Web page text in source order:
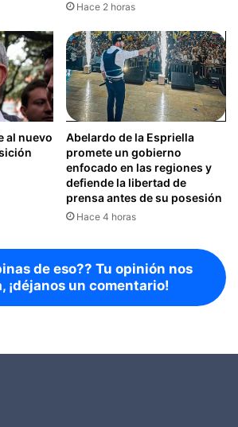
Hace 2 horas
al nuevo
Abelardo de la Espriella
promete un gobierno
enfocado en las regiones y
defiende la libertad de
prensa antes de su posesión
Hace 4 horas
de eso?? Tu opinión nos
¡déjanos un comentario!